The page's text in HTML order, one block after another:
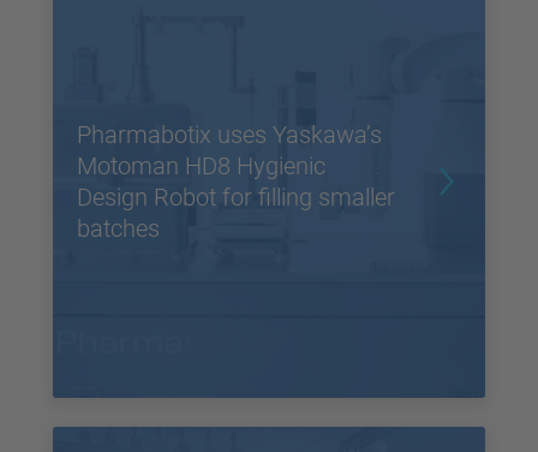
Pharmabotix uses Yaskawa’s
Motoman HD8 Hygienic
Design Robot for filling smaller
batches